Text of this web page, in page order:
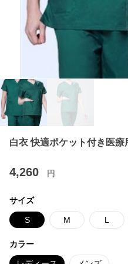
白衣 快適ポケット付き医療
4,260 円
サイズ
S M L
カラー